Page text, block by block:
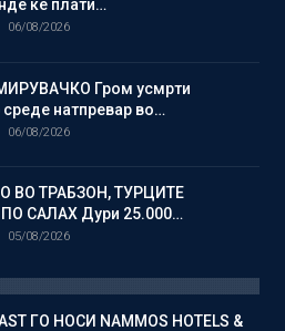
ќе плати…
06/08/2026
Гром усмрти
натпревар во…
06/08/2026
ВО ТРАБЗОН, ТУРЦИТЕ
САЛАХ Дури 25.000…
05/08/2026
ГО НОСИ NAMMOS HOTELS &